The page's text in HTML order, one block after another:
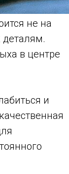
не на
в центре
и